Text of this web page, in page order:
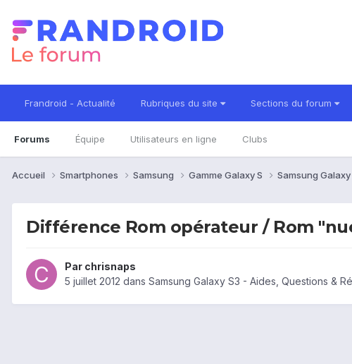
Frandroid - Actualité Rubriques du site Sections du forum
Forums Équipe Utilisateurs en ligne Clubs
Accueil Smartphones Samsung Gamme Galaxy S Samsung Galaxy
Différence Rom opérateur / Rom
Par chrisnaps
5 juillet 2012 dans Samsung Galaxy S3 - Aides, Questions &